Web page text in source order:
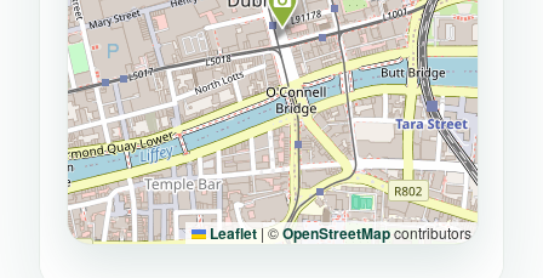
Leaflet |©OpenStreetMapcontributors